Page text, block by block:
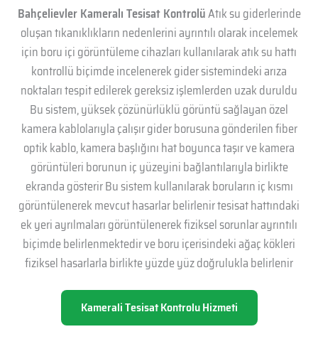
Bahçelievler Kameralı Tesisat KontrolüAtık su giderlerinde
oluşan tıkanıklıkların nedenlerini ayrıntılı olarak incelemek
için boru içi görüntüleme cihazları kullanılarak atık su hattı
kontrollü biçimde incelenerek gider sistemindeki arıza
noktaları tespit edilerek gereksiz işlemlerden uzak duruldu
Bu sistem, yüksek çözünürlüklü görüntü sağlayan özel
kamera kablolarıyla çalışır gider borusuna gönderilen fiber
optik kablo, kamera başlığını hat boyunca taşır ve kamera
görüntüleri borunun iç yüzeyini bağlantılarıyla birlikte
ekranda gösterir Bu sistem kullanılarak boruların iç kısmı
görüntülenerek mevcut hasarlar belirlenir tesisat hattındaki
ek yeri ayrılmaları görüntülenerek fiziksel sorunlar ayrıntılı
biçimde belirlenmektedir ve boru içerisindeki ağaç kökleri
fiziksel hasarlarla birlikte yüzde yüz doğrulukla belirlenir
Kamerali Tesisat Kontrolu Hizmeti